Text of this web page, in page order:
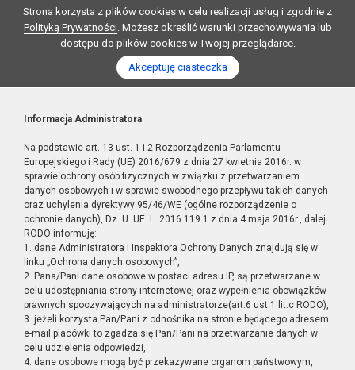
Strona korzysta z plików cookies w celu realizacji usług i zgodnie z
Polityką Prywatności. Możesz określić warunki przechowywania lub
dostępu do plików cookies w Twojej przeglądarce.
Akceptuję ciasteczka
Informacja Administratora
Na podstawie art. 13 ust. 1 i 2 Rozporządzenia Parlamentu
Europejskiego i Rady (UE) 2016/679 z dnia 27 kwietnia 2016r. w
sprawie ochrony osób fizycznych w związku z przetwarzaniem
danych osobowych i w sprawie swobodnego przepływu takich danych
oraz uchylenia dyrektywy 95/46/WE (ogólne rozporządzenie o
ochronie danych), Dz. U. UE. L. 2016.119.1 z dnia 4 maja 2016r., dalej
RODO informuję:
1. dane Administratora i Inspektora Ochrony Danych znajdują się w
linku „Ochrona danych osobowych”,
2. Pana/Pani dane osobowe w postaci adresu IP, są przetwarzane w
celu udostępniania strony internetowej oraz wypełnienia obowiązków
prawnych spoczywających na administratorze(art.6 ust.1 lit.c RODO),
3. jeżeli korzysta Pan/Pani z odnośnika na stronie będącego adresem
e-mail placówki to zgadza się Pan/Pani na przetwarzanie danych w
celu udzielenia odpowiedzi,
4. dane osobowe mogą być przekazywane organom państwowym,